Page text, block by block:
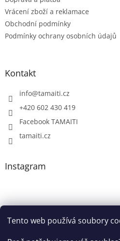
Tento web používá soubory
Vrácení zboží a reklamace
Obchodní podmínky
Podmínky ochrany osobních údajů
Kontakt
info@tamaiti.cz
+420 602 430 419
Facebook TAMAITI
tamaiti.cz
Instagram